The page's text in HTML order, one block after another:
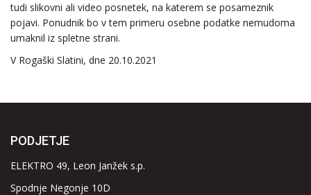
tudi slikovni ali video posnetek, na katerem se posameznik
pojavi. Ponudnik bo v tem primeru osebne podatke nemudoma
umaknil iz spletne strani.
V Rogaški Slatini, dne 20.10.2021
PODJETJE
ELEKTRO 49, Leon Janžek s.p.
Spodnje Negonje 10D